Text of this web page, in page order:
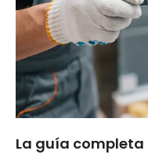
La guía